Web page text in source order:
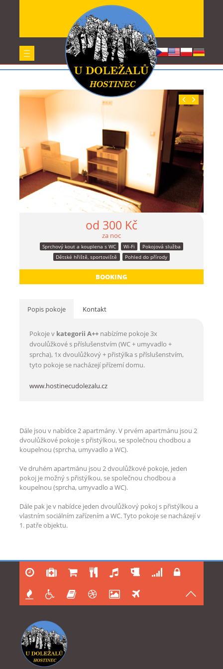
Pokoj A++
Home Pokoj A++
od 300 Kč
za noc
Sprchový kout a kouplena s WC Wi-Fi
Pokojová služba
Dětské hřiště, sportoviště
Pohled do přírody
BOOKING
Popis pokoje Kontakt
Pokoje v kategorii A++ nabízíme pokoje 3x
dvoulůžkové s příslušenstvím (WC + umyvadlo +
sprcha), 1x dvoulůžkový + přistýlka s příslušenstvím,
tyto pokoje se nacházejí přízemí domu.
www.hostinecudolezalu.cz
Dále jsou v nabídce 2 apartmány. V prvém apartmánu jsou 2
dvoulůžkové pokoje s přistýlkou, se společnou chodbou a
koupelnou (sprcha, umyvadlo a WC).
Ve druhém apartmánu jsou 2 dvoulůžkové pokoje, jeden
pokoj je možný s přistýlkou, se společnou chodbou a
koupelnou (sprcha, umyvadlo a WC).
Dále pak je v nabídce jeden dvoulůžkový pokoj s přistýlkou a
vlastním sociálním zařízením a WC. Tyto pokoje se nacházejí v
1. patře objektu.